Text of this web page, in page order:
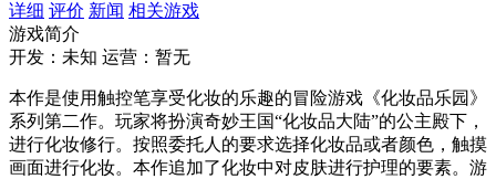
详细 评价 新闻 相关游戏
游戏简介
开发：未知 运营：暂无
本作是使用触控笔享受化妆的乐趣的冒险游戏《化妆品乐园》
系列第二作。玩家将扮演奇妙王国“化妆品大陆”的公主殿下，
进行化妆修行。按照委托人的要求选择化妆品或者颜色，触摸
画面进行化妆。本作追加了化妆中对皮肤进行护理的要素。游